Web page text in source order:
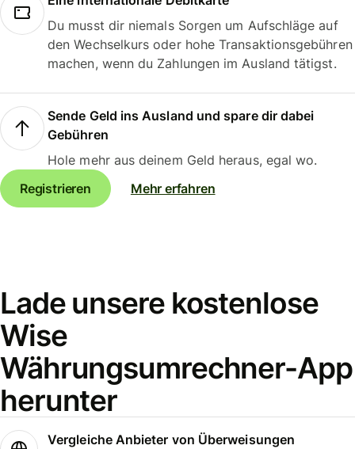
Du musst dir niemals Sorgen um Aufschläge auf
den Wechselkurs oder hohe Transaktionsgebühren
machen, wenn du Zahlungen im Ausland tätigst.
Sende Geld ins Ausland und spare dir dabei
Gebühren
Hole mehr aus deinem Geld heraus, egal wo.
Registrieren
Mehr erfahren
Lade unsere kostenlose
Wise
Währungsumrechner-App
herunter
Vergleiche Anbieter von Überweisungen